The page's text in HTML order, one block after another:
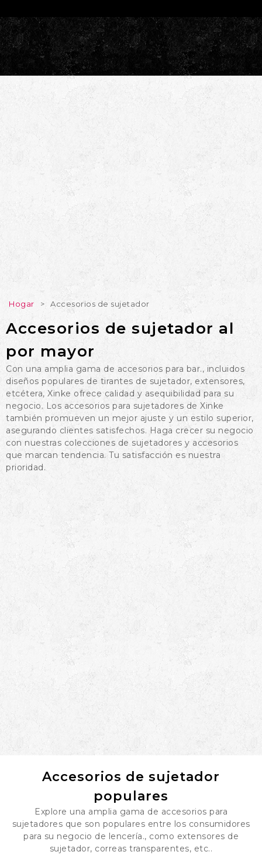
Hogar > Accesorios de sujetador
Accesorios de sujetador al
por mayor
Con una amplia gama de accesorios para bar., incluidos
diseños populares de tirantes de sujetador, extensores,
etcétera, Xinke ofrece calidad y asequibilidad para su
negocio. Los accesorios para sujetadores de Xinke
también promueven un mejor ajuste y un estilo superior,
asegurando clientes satisfechos. Haga crecer su negocio
con nuestras colecciones de sujetadores y accesorios
que marcan tendencia. Tu satisfacción es nuestra
prioridad.
Accesorios de sujetador
populares
Explore una amplia gama de accesorios para
sujetadores que son populares entre los consumidores
para su negocio de lencería., como extensores de
sujetador, correas transparentes, etc..